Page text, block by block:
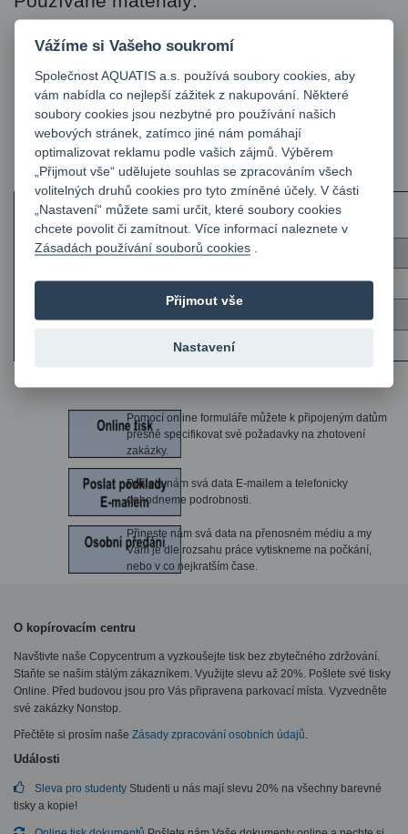
Technické výkresy
Výběr z
ceníku
Skenování A2 - A0 1 - 10 ks
Skenování A2 - A0 11 - 30 ks
Skenování uložení zakázky na médium nebo E-mail
Pomocí online formuláře můžete k připojeným datům
přesně specifikovat své požadavky na zhotovení
zakázky.
Pošlete nám svá data E-mailem a telefonicky
dohodneme podrobnosti.
Přineste nám svá data na přenosném médiu a my
Vám je dle rozsahu práce vytiskneme na počkání,
nebo v co nejkratším čase.
O kopírovacím centru
Navštivte naše Copycentrum a vyzkoušejte tisk bez zbytečného zdržování.
Staňte se našim stálým zákazníkem. Využijte slevu až 20%. Pošlete své tisky
Online. Před budovou jsou pro Vás připravena parkovací místa. Vyzvedněte
své zakázky Nonstop.
Přečtěte si prosím naše Zásady zpracování osobních údajů.
Události
Sleva pro studenty Studenti u nás mají slevu 20% na všechny barevné
tisky a kopie!
Vážíme si Vašeho soukromí
Společnost AQUATIS a.s. používá soubory cookies, aby
vám nabídla co nejlepší zážitek z nakupování. Některé
soubory cookies jsou nezbytné pro používání našich
webových stránek, zatímco jiné nám pomáhají
optimalizovat reklamu podle vašich zájmů. Výběrem
„Přijmout vše“ udělujete souhlas se zpracováním všech
volitelných druhů cookies pro tyto zmíněné účely. V části
„Nastavení“ můžete sami určit, které soubory cookies
chcete povolit či zamítnout. Více informací naleznete v
Zásadách používání souborů cookies
Přijmout vše
Nastavení